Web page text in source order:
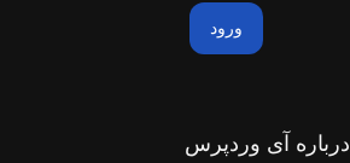
درباره آی وردپرس